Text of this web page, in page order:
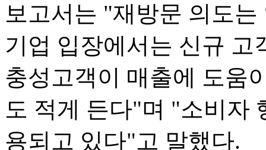
보고서는 "재방문 의도
기업 입장에서는 신규 고
충성고객이 매출에 도움
도 적게 든다"며 "소비자
용되고 있다"고 말했다.